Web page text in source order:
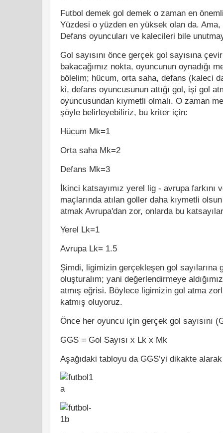
Futbol demek gol demek o zaman en
Yüzdesi o yüzden en yüksek olan da.
Defans oyuncuları ve kalecileri bile
Gol sayısını önce gerçek gol sayısına
bakacağımız nokta, oyuncunun oynadığı
bölelim; hücum, orta saha, defans (kaleci
ki, defans oyuncusunun attığı gol, işi gol
oyuncusundan kıymetli olmalı. O zaman
şöyle belirleyebiliriz, bu kriter için:
Hücum Mk=1
Orta saha Mk=2
Defans Mk=3
İkinci katsayımız yerel lig - avrupa farkını
maçlarında atılan goller daha kıymetli
atmak Avrupa'dan zor, onlarda bu
Yerel Lk=1
Avrupa Lk= 1.5
Şimdi, ligimizin gerçekleşen gol sayılarına
oluşturalım; yani değerlendirmeye
atmış eğrisi. Böylece ligimizin gol atma
katmış oluyoruz.
Önce her oyuncu için gerçek gol sayısını
GGS = Gol Sayısı x Lk x Mk
Aşağıdaki tabloyu da GGS’yi dikakte alarak